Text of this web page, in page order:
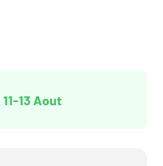
11-13 Aout